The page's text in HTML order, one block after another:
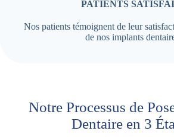
PATIENTS
Nos patients témoignent de leur
de nos implants
Notre Processus de
Dentaire en 3